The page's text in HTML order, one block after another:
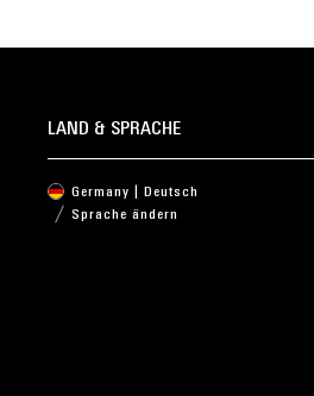
LAND & SPRACHE
Germany | Deutsch
Sprache ändern